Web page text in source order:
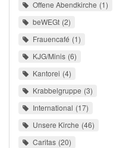
Offene Abendkirche 1
beWEGt 2
Frauencafé 1
KJG/Minis 6
Kantorei 4
Krabbelgruppe 3
International 17
Unsere Kirche 46
Caritas 20